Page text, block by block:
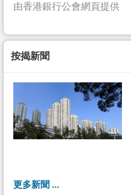
由香港銀行公會網頁提供
按揭新聞
更多新聞 ...